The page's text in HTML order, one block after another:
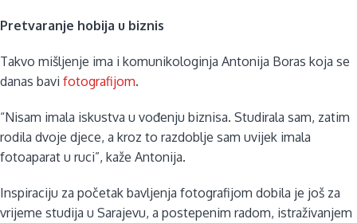
Pretvaranje hobija u biznis
Takvo mišljenje ima i komunikologinja Antonija Boras koja se
danas bavi fotografijom.
“Nisam imala iskustva u vođenju biznisa. Studirala sam, zatim
rodila dvoje djece, a kroz to razdoblje sam uvijek imala
fotoaparat u ruci”, kaže Antonija.
Inspiraciju za početak bavljenja fotografijom dobila je još za
vrijeme studija u Sarajevu, a postepenim radom, istraživanjem